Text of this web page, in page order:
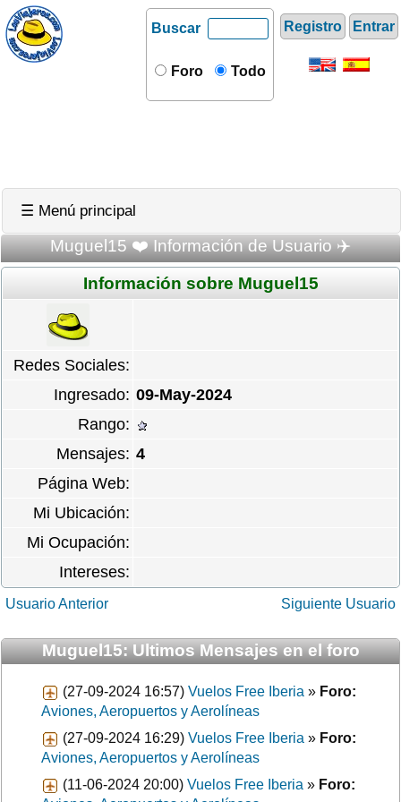
Registro Entrar
Buscar
Foro Todo
☰ Menú principal
Muguel15 ❤️ Información de Usuario ✈️
Información sobre Muguel15
Redes Sociales:
Ingresado: 09-May-2024
Rango:
Mensajes: 4
Página Web:
Mi Ubicación:
Mi Ocupación:
Intereses:
Usuario Anterior Siguiente Usuario
Muguel15: Ultimos Mensajes en el foro
(27-09-2024 16:57) Vuelos Free Iberia » Foro:
Aviones, Aeropuertos y Aerolíneas
(27-09-2024 16:29) Vuelos Free Iberia » Foro:
Aviones, Aeropuertos y Aerolíneas
(11-06-2024 20:00) Vuelos Free Iberia » Foro: